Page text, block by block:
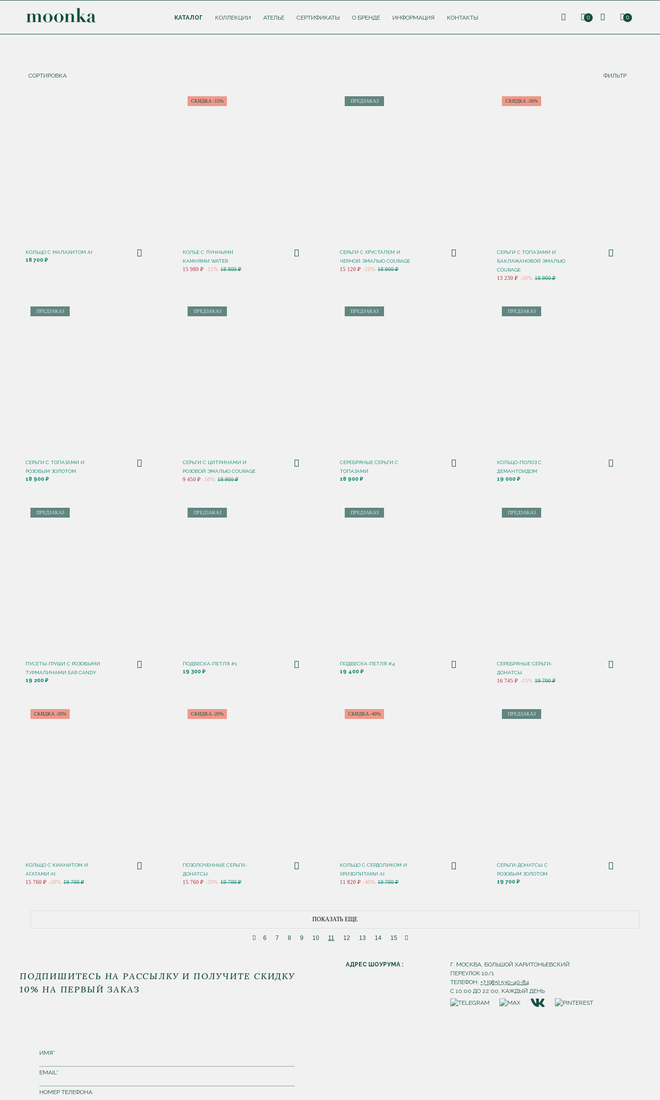
КАТАЛОГ КОЛЛЕКЦИИ АТЕЛЬЕ СЕРТИФИКАТЫ О БРЕНДЕ ИНФОРМАЦИЯ КОНТАКТЫ 0 0
СОРТИРОВКА ФИЛЬТР
КОЛЬЦО С МАЛАХИТОМ AI
18 700 ₽
СКИДКА -15%
КОЛЬЕ С ЛУННЫМИ
КАМНЯМИ WATER
15 980 ₽ -15% 18 800 ₽
ПРЕДЗАКАЗ
СЕРЬГИ С ХРУСТАЛЕМ И
ЧЕРНОЙ ЭМАЛЬЮ COURAGE
15 120 ₽ -20% 18 900 ₽
СКИДКА -30%
СЕРЬГИ С ТОПАЗАМИ И
БАКЛАЖАНОВОЙ ЭМАЛЬЮ
COURAGE
13 230 ₽ -30% 18 900 ₽
ПРЕДЗАКАЗ
СЕРЬГИ С ТОПАЗАМИ И
РОЗОВЫМ ЗОЛОТОМ
18 900 ₽
ПРЕДЗАКАЗ
СЕРЬГИ С ЦИТРИНАМИ И
РОЗОВОЙ ЭМАЛЬЮ COURAGE
9 450 ₽ -50% 18 900 ₽
ПРЕДЗАКАЗ
СЕРЕБРЯНЫЕ СЕРЬГИ С
ТОПАЗАМИ
18 900 ₽
ПРЕДЗАКАЗ
КОЛЬЦО-ПОЛОЗ C
ДЕМАНТОИДОМ
19 000 ₽
ПРЕДЗАКАЗ
ПУСЕТЫ-ГРУШИ С РОЗОВЫМИ
ТУРМАЛИНАМИ EAR CANDY
19 200 ₽
ПРЕДЗАКАЗ
ПОДВЕСКА-ПЕТЛЯ #1
19 300 ₽
ПРЕДЗАКАЗ
ПОДВЕСКА-ПЕТЛЯ #4
19 400 ₽
ПРЕДЗАКАЗ
СЕРЕБРЯНЫЕ СЕРЬГИ-
ДОНАТСЫ
16 745 ₽ -15% 19 700 ₽
СКИДКА -20%
КОЛЬЦО С КИАНИТОМ И
АГАТАМИ AI
15 760 ₽ -20% 19 700 ₽
СКИДКА -20%
ПОЗОЛОЧЕННЫЕ СЕРЬГИ-
ДОНАТСЫ
15 760 ₽ -20% 19 700 ₽
СКИДКА -40%
КОЛЬЦО С СЕРДОЛИКОМ И
ХРИЗОЛИТАМИ AI
11 820 ₽ -40% 19 700 ₽
ПРЕДЗАКАЗ
СЕРЬГИ-ДОНАТСЫ С
РОЗОВЫМ ЗОЛОТОМ
19 700 ₽
ПОКАЗАТЬ ЕЩЕ
6 7 8 9 10 11 12 13 14 15
ПОДПИШИТЕСЬ НА РАССЫЛКУ И ПОЛУЧИТЕ СКИДКУ
10% НА ПЕРВЫЙ ЗАКАЗ
АДРЕС ШОУРУМА :
Г. МОСКВА, БОЛЬШОЙ ХАРИТОНЬЕВСКИЙ
ПЕРЕУЛОК 10/1
ТЕЛЕФОН:+7 (985) 530-40-84
С 10:00 ДО 22:00, КАЖДЫЙ ДЕНЬ